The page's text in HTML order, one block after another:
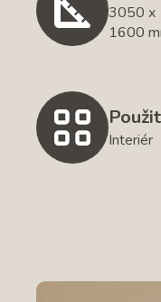
3050 x
1600
Interiér